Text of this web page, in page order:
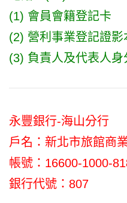
(1) 會員會籍登記卡
(2) 營利事業登記證
(3) 負責人及代表人
永豐銀行-海山分行
戶名：新北市旅館商
帳號：16600-1000-
銀行代號：807